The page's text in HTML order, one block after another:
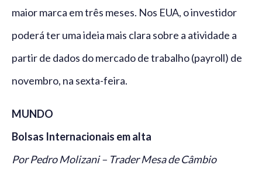
maior marca em três meses. Nos EUA, o investidor
poderá ter uma ideia mais clara sobre a atividade a
partir de dados do mercado de trabalho (payroll) de
novembro, na sexta-feira.
MUNDO
Bolsas Internacionais em alta
Por Pedro Molizani – Trader Mesa de Câmbio